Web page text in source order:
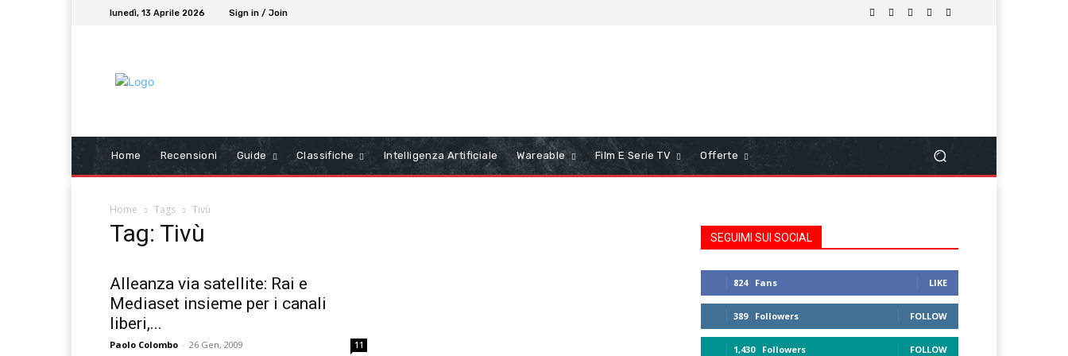
lunedì, 13 Aprile 2026 Sign in / Join
Home Recensioni Guide Classifiche Intelligenza Artificiale Wareable Film E Serie TV Offerte
Home Tags Tivù
Tag: Tivù
Alleanza via satellite: Rai e
Mediaset insieme per i canali
liberi,...
Paolo Colombo - 26 Gen, 2009 11
SEGUIMI SUI SOCIAL
824 Fans LIKE
389 Followers FOLLOW
1,430 Followers FOLLOW